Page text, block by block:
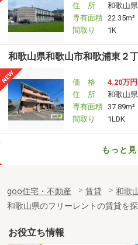
住 所
和歌山
専有面積 22.35m²
間取り
1K
和歌山県和歌山市和歌浦東２
価 格
4.20万円
住 所
和歌山
専有面積 37.89m²
間取り
1LDK
専有面積
57.39m²
間取り
2DK
和歌山県和歌山市内原
もっと見
goo住宅・不動産 賃貸
和歌
和歌山県のフリーレントの賃貸を
お役立ち情報